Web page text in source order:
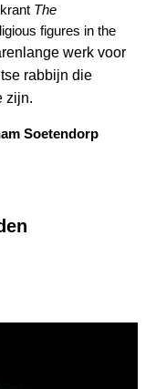
The
figures in the
werk voor
rabbijn die
zijn.
Soetendorp